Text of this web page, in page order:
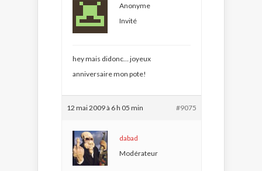
Anonyme
Invité
hey mais didonc… joyeux
anniversaire mon pote!
12 mai 2009 à 6 h 05 min #9075
dabad
Modérateur